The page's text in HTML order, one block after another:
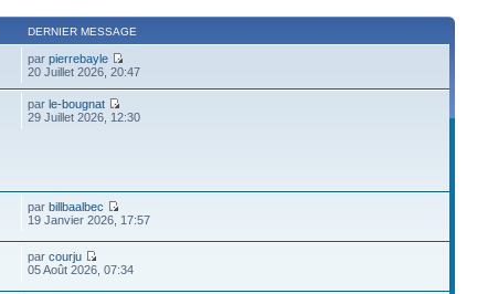
DERNIER MESSAGE
parpierrebayle
20 Juillet 2026, 20:47
parle-bougnat
29 Juillet 2026, 12:30
parbillbaalbec
19 Janvier 2026, 17:57
parcourju
05 Août 2026, 07:34